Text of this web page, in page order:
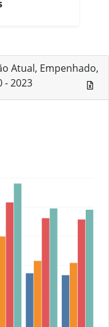
Atual, Empenhado,
- 2023